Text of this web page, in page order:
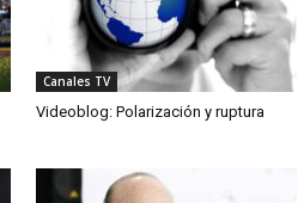
Canales TV
Videoblog: Polarización y ruptura